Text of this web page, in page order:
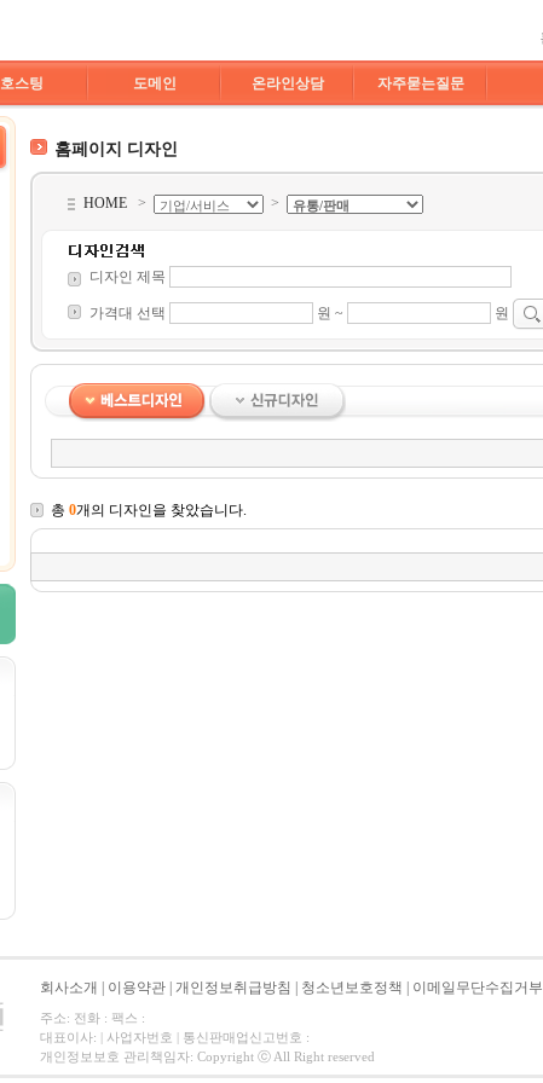
호스팅 도메인 온라인상담 자주묻는질문
홈페이지 디자인
HOME > >
디자인 제목
가격대 선택 원 ~ 원
총 0개의 디자인을 찾았습니다.
회사소개 이용약관 개인정보취급방침 청소년보호정책 이메일무단수집거부
주소: 전화 : 팩스 :
대표이사: | 사업자번호 | 통신판매업신고번호 :
개인정보보호 관리책임자: Copyright ⓒ All Right reserved